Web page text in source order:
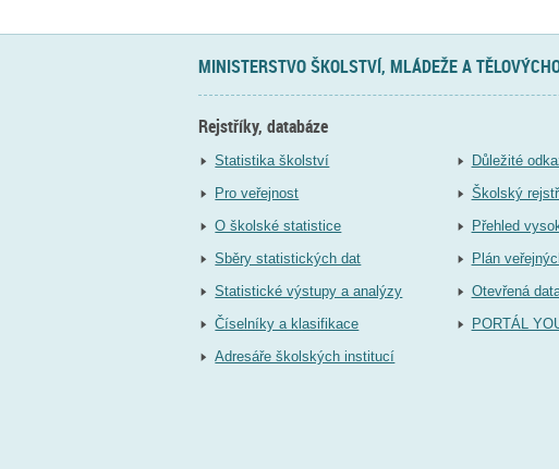
MINISTERSTVO ŠKOLSTVÍ, MLÁDEŽE A
Rejstříky, databáze
Statistika školství
Pro veřejnost
O školské statistice
Sběry statistických dat
Statistické výstupy a analýzy
Číselníky a klasifikace
Adresáře školských institucí
Důležité
Školský
Přehled
Plán
Otevřená
PORTÁL